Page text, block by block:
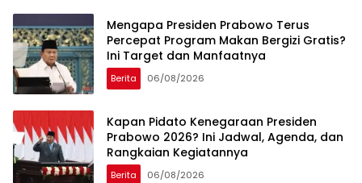
Mengapa Presiden Prabowo Terus
Percepat Program Makan Bergizi Gratis?
Ini Target dan Manfaatnya
Berita 06/08/2026
Kapan Pidato Kenegaraan Presiden
Prabowo 2026? Ini Jadwal, Agenda, dan
Rangkaian Kegiatannya
Berita 06/08/2026